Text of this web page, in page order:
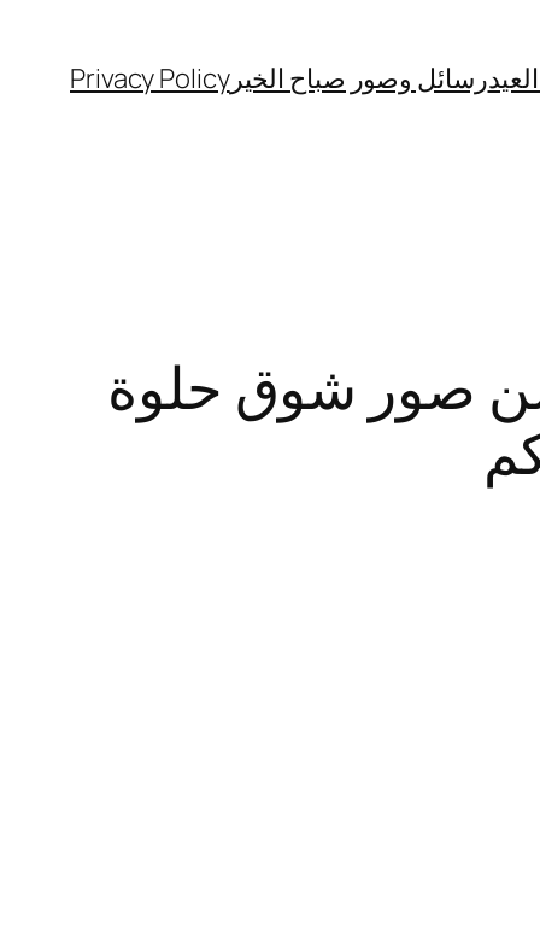
رسائل وصور صباح الخيرPrivacy Policy
صور شوق حلوة